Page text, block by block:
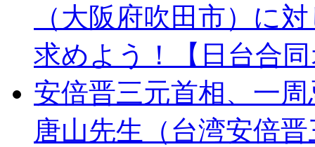
（大阪府吹田市）に
求めよう！【日台合
安倍晋三元首相、一
唐山先生（台湾安倍